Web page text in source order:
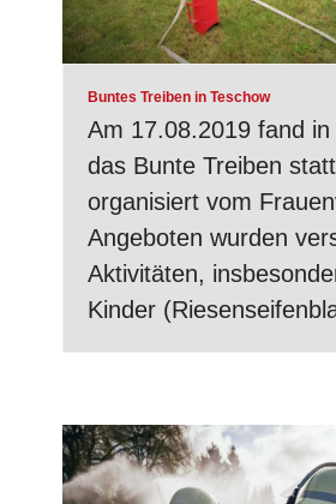
Buntes Treiben in Teschow
Am 17.08.2019 fand in
das Bunte Treiben
organisiert vom
Angeboten wurden
Aktivitäten,
Kinder